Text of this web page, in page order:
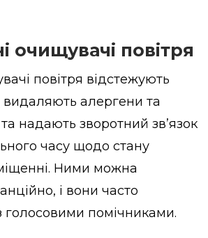
очищувачі повітря
повітря відстежують
видаляють алергени та
надають зворотний зв’язок
часу щодо стану
Ними можна
і вони часто
голосовими помічниками.